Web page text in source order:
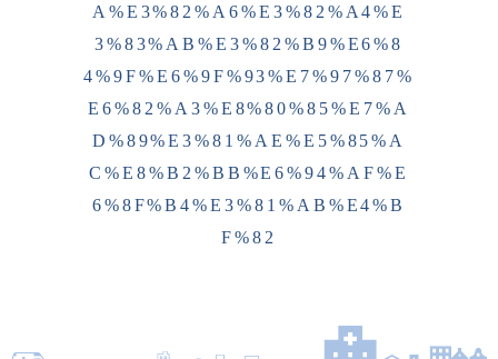
A%E3%82%A6%E3%82%A4%E
3%83%AB%E3%82%B9%E6%8
4%9F%E6%9F%93%E7%97%87%
E6%82%A3%E8%80%85%E7%A
D%89%E3%81%AE%E5%85%A
C%E8%B2%BB%E6%94%AF%E
6%8F%B4%E3%81%AB%E4%B
F%82